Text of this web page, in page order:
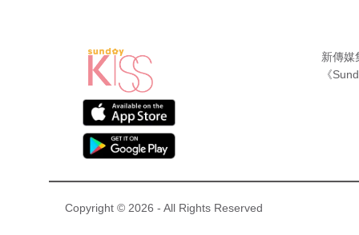
新傳媒
《
Copyright © 2026 - All Rights Reserved